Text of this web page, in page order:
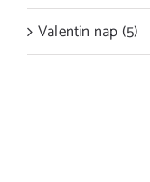
Valentin nap (5)